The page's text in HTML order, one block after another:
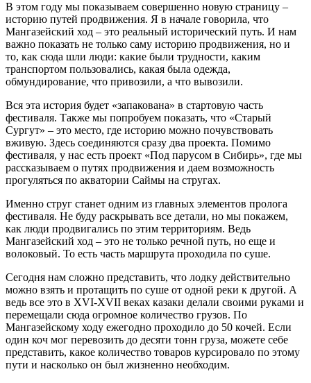
В этом году мы показываем совершенно новую страницу ‒
историю путей продвижения. Я в начале говорила, что
Мангазейский ход ‒ это реальный исторический путь. И нам
важно показать не только саму историю продвижения, но и
то, как сюда шли люди: какие были трудности, каким
транспортом пользовались, какая была одежда,
обмундирование, что привозили, а что вывозили.
Вся эта история будет «запакована» в стартовую часть
фестиваля. Также мы попробуем показать, что «Старый
Сургут» ‒ это место, где историю можно почувствовать
вживую. Здесь соединяются сразу два проекта. Помимо
фестиваля, у нас есть проект «Под парусом в Сибирь», где мы
рассказываем о путях продвижения и даем возможность
прогуляться по акватории Саймы на стругах.
Именно струг станет одним из главных элементов пролога
фестиваля. Не буду раскрывать все детали, но мы покажем,
как люди продвигались по этим территориям. Ведь
Мангазейский ход ‒ это не только речной путь, но еще и
волоковый. То есть часть маршрута проходила по суше.
Сегодня нам сложно представить, что лодку действительно
можно взять и протащить по суше от одной реки к другой. А
ведь все это в XVI-XVII веках казаки делали своими руками и
перемещали сюда огромное количество грузов. По
Мангазейскому ходу ежегодно проходило до 50 кочей. Если
один коч мог перевозить до десяти тонн груза, можете себе
представить, какое количество товаров курсировало по этому
пути и насколько он был жизненно необходим.